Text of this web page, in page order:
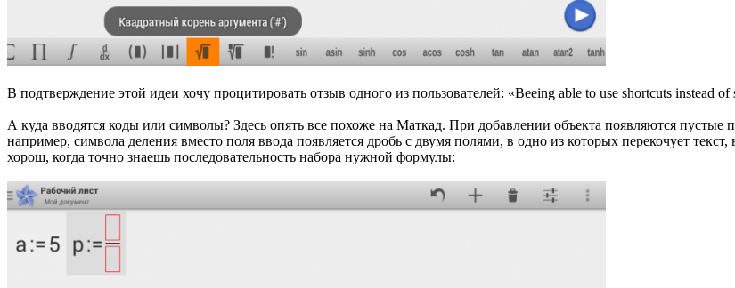
В подтверждение этой идеи хочу процитировать отзыв одного из пользователей: «Beeing able to use shortcuts instead
А куда вводятся коды или символы? Здесь опять все похоже на Маткад. При добавлении объекта появляются
например, символа деления вместо поля ввода появляется дробь с двумя полями, в одно из которых перекочует
хорош, когда точно знаешь последовательность набора нужной формулы: